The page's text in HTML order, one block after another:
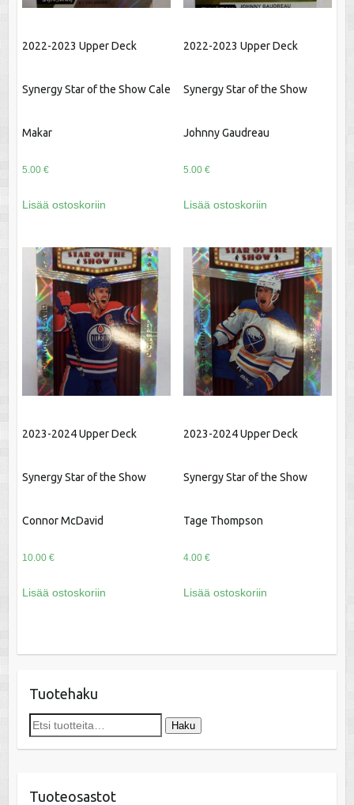
2022-2023 Upper Deck
Synergy Star of the Show Cale
Makar
5.00 €
Lisää ostoskoriin
2022-2023 Upper Deck
Synergy Star of the Show
Johnny Gaudreau
5.00 €
Lisää ostoskoriin
2023-2024 Upper Deck
Synergy Star of the Show
Connor McDavid
10.00 €
Lisää ostoskoriin
2023-2024 Upper Deck
Synergy Star of the Show
Tage Thompson
4.00 €
Lisää ostoskoriin
Tuotehaku
Etsi: Haku
Tuoteosastot